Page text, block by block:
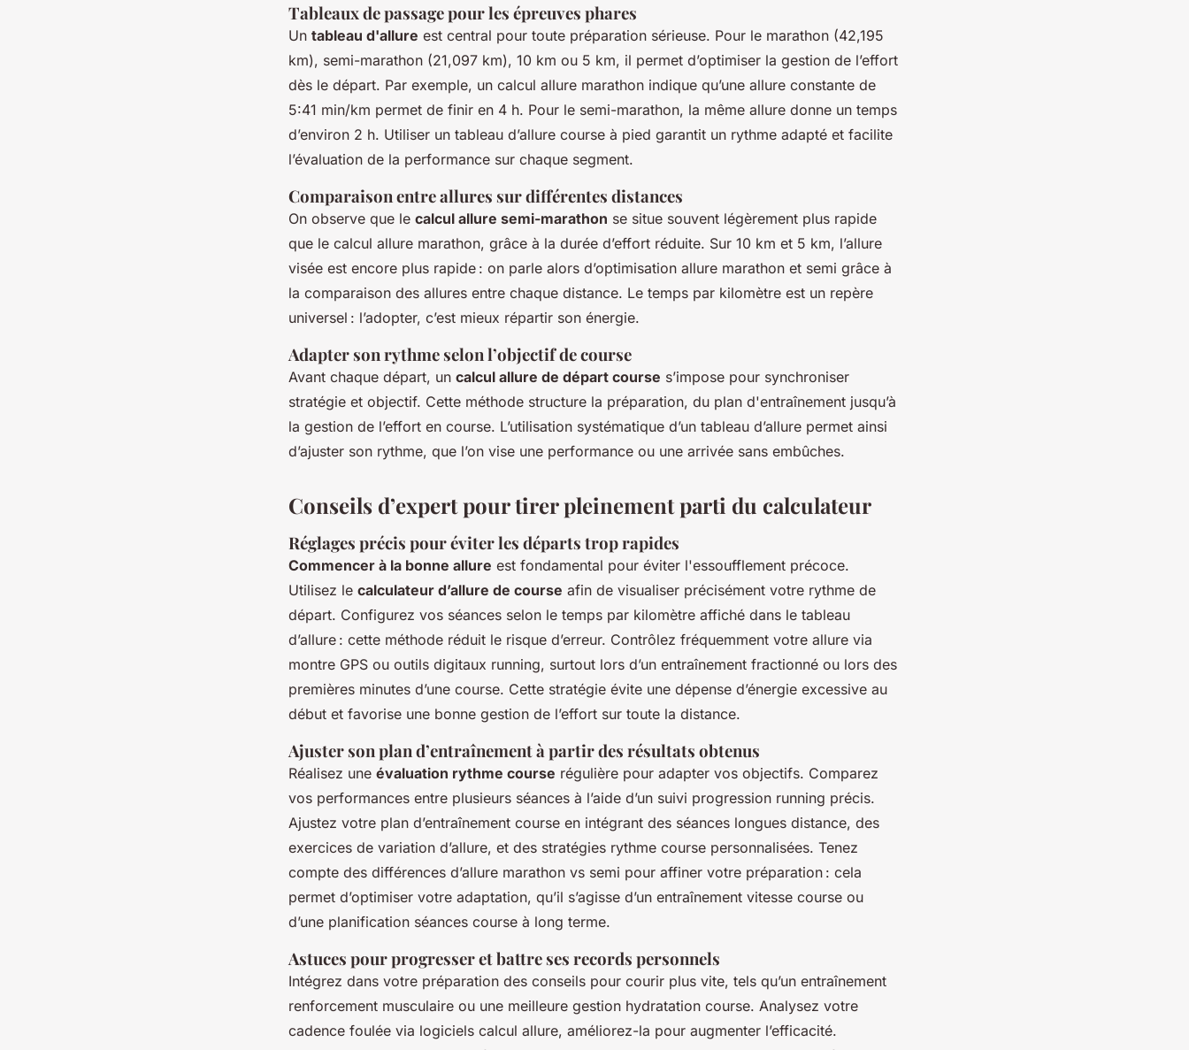
Tableaux de passage pour les épreuves phares
Un tableau d'allure est central pour toute préparation sérieuse. Pour le marathon (42,195
km), semi-marathon (21,097 km), 10 km ou 5 km, il permet d’optimiser la gestion de l’effort
dès le départ. Par exemple, un calcul allure marathon indique qu’une allure constante de
5:41 min/km permet de finir en 4 h. Pour le semi-marathon, la même allure donne un temps
d’environ 2 h. Utiliser un tableau d’allure course à pied garantit un rythme adapté et facilite
l’évaluation de la performance sur chaque segment.
Comparaison entre allures sur différentes distances
On observe que le calcul allure semi-marathon se situe souvent légèrement plus rapide
que le calcul allure marathon, grâce à la durée d’effort réduite. Sur 10 km et 5 km, l’allure
visée est encore plus rapide : on parle alors d’optimisation allure marathon et semi grâce à
la comparaison des allures entre chaque distance. Le temps par kilomètre est un repère
universel : l’adopter, c’est mieux répartir son énergie.
Adapter son rythme selon l’objectif de course
Avant chaque départ, un calcul allure de départ course s’impose pour synchroniser
stratégie et objectif. Cette méthode structure la préparation, du plan d'entraînement jusqu’à
la gestion de l’effort en course. L’utilisation systématique d’un tableau d’allure permet ainsi
d’ajuster son rythme, que l’on vise une performance ou une arrivée sans embûches.
Conseils d’expert pour tirer pleinement parti du calculateur
Réglages précis pour éviter les départs trop rapides
Commencer à la bonne allure est fondamental pour éviter l'essoufflement précoce.
Utilisez le calculateur d’allure de course afin de visualiser précisément votre rythme de
départ. Configurez vos séances selon le temps par kilomètre affiché dans le tableau
d’allure : cette méthode réduit le risque d’erreur. Contrôlez fréquemment votre allure via
montre GPS ou outils digitaux running, surtout lors d’un entraînement fractionné ou lors des
premières minutes d’une course. Cette stratégie évite une dépense d’énergie excessive au
début et favorise une bonne gestion de l’effort sur toute la distance.
Ajuster son plan d’entraînement à partir des résultats obtenus
Réalisez une évaluation rythme course régulière pour adapter vos objectifs. Comparez
vos performances entre plusieurs séances à l’aide d’un suivi progression running précis.
Ajustez votre plan d’entraînement course en intégrant des séances longues distance, des
exercices de variation d’allure, et des stratégies rythme course personnalisées. Tenez
compte des différences d’allure marathon vs semi pour affiner votre préparation : cela
permet d’optimiser votre adaptation, qu’il s’agisse d’un entraînement vitesse course ou
d’une planification séances course à long terme.
Astuces pour progresser et battre ses records personnels
Intégrez dans votre préparation des conseils pour courir plus vite, tels qu’un entraînement
renforcement musculaire ou une meilleure gestion hydratation course. Analysez votre
cadence foulée via logiciels calcul allure, améliorez-la pour augmenter l’efficacité.